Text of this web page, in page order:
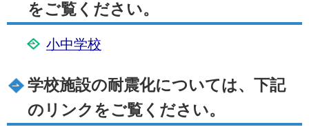
をご覧ください。
小中学校
学校施設の耐震化については、下記
のリンクをご覧ください。